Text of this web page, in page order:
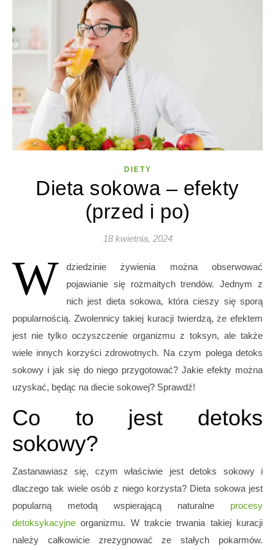
DIETY
Dieta sokowa – efekty
(przed i po)
18 kwietnia, 2024
W
dziedzinie żywienia można obserwować
pojawianie się rozmaitych trendów. Jednym z
nich jest dieta sokowa, która cieszy się sporą
popularnością. Zwolennicy takiej kuracji twierdzą, że efektem
jest nie tylko oczyszczenie organizmu z toksyn, ale także
wiele innych korzyści zdrowotnych. Na czym polega detoks
sokowy i jak się do niego przygotować? Jakie efekty można
uzyskać, będąc na diecie sokowej? Sprawdź!
Co to jest detoks
sokowy?
Zastanawiasz się, czym właściwie jest detoks sokowy i
dlaczego tak wiele osób z niego korzysta? Dieta sokowa jest
popularną metodą wspierającą naturalne procesy
detoksykacyjne organizmu. W trakcie trwania takiej kuracji
należy całkowicie zrezygnować ze stałych pokarmów.